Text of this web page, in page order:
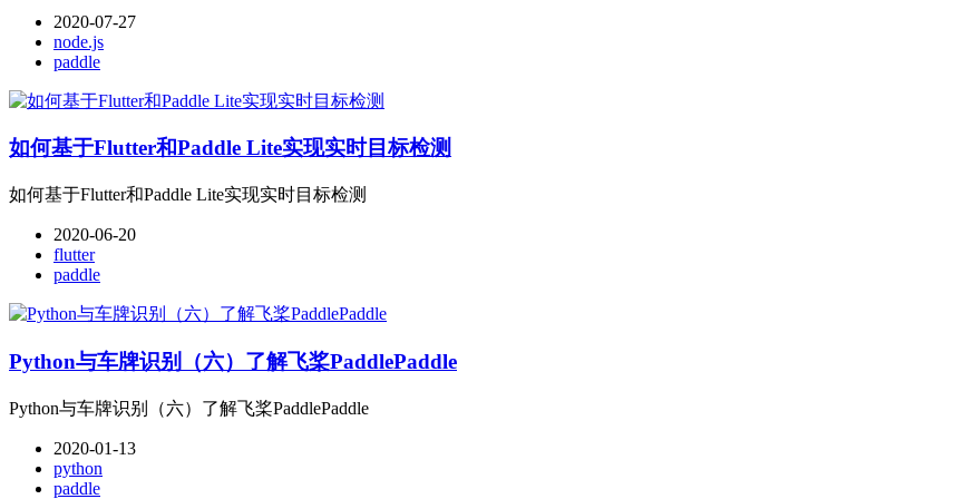
2020-07-27
node.js
paddle
如何基于Flutter和Paddle Lite实现实时目标检测
如何基于Flutter和Paddle Lite实现实时目标检测
2020-06-20
flutter
paddle
Python与车牌识别（六）了解飞桨PaddlePaddle
Python与车牌识别（六）了解飞桨PaddlePaddle
2020-01-13
python
paddle